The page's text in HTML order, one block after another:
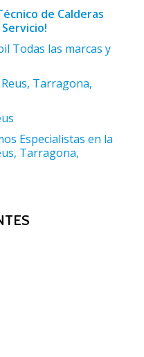
de Calderas
Todas las marcas y
Tarragona,
Especialistas en la
Tarragona,